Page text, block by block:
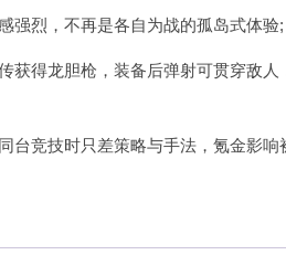
强烈，不再是各自为战的孤岛式体验;
获得龙胆枪，装备后弹射可贯穿敌人
台竞技时只差策略与手法，氪金影响